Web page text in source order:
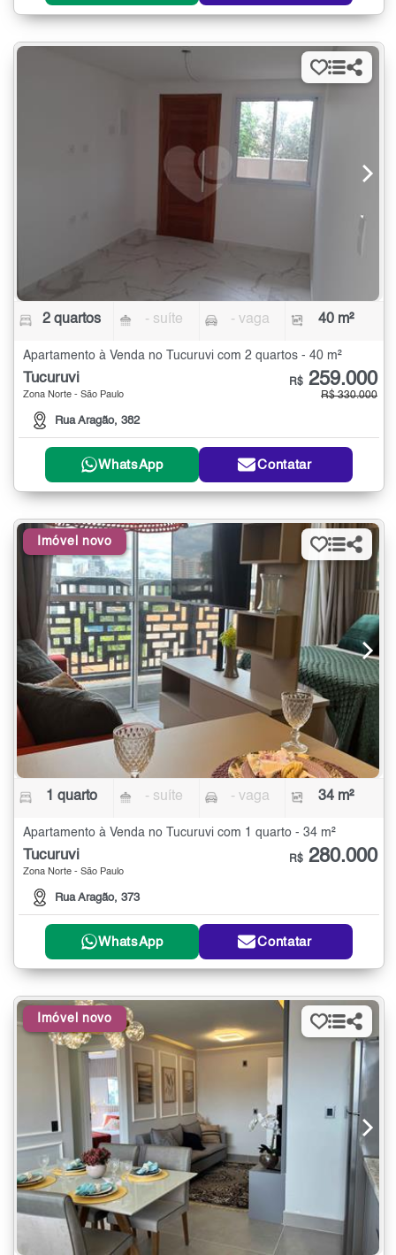
2 quartos - suíte - vaga 40 m²
Apartamento à Venda no Tucuruvi com 2 quartos - 40 m²
Tucuruvi
Zona Norte - São Paulo
Rua Aragão, 382
R$ 259.000
R$ 330.000
WhatsApp Contatar
Imóvel novo
1 quarto - suíte - vaga 34 m²
Apartamento à Venda no Tucuruvi com 1 quarto - 34 m²
Tucuruvi
Zona Norte - São Paulo
Rua Aragão, 373
R$ 280.000
WhatsApp Contatar
Imóvel novo